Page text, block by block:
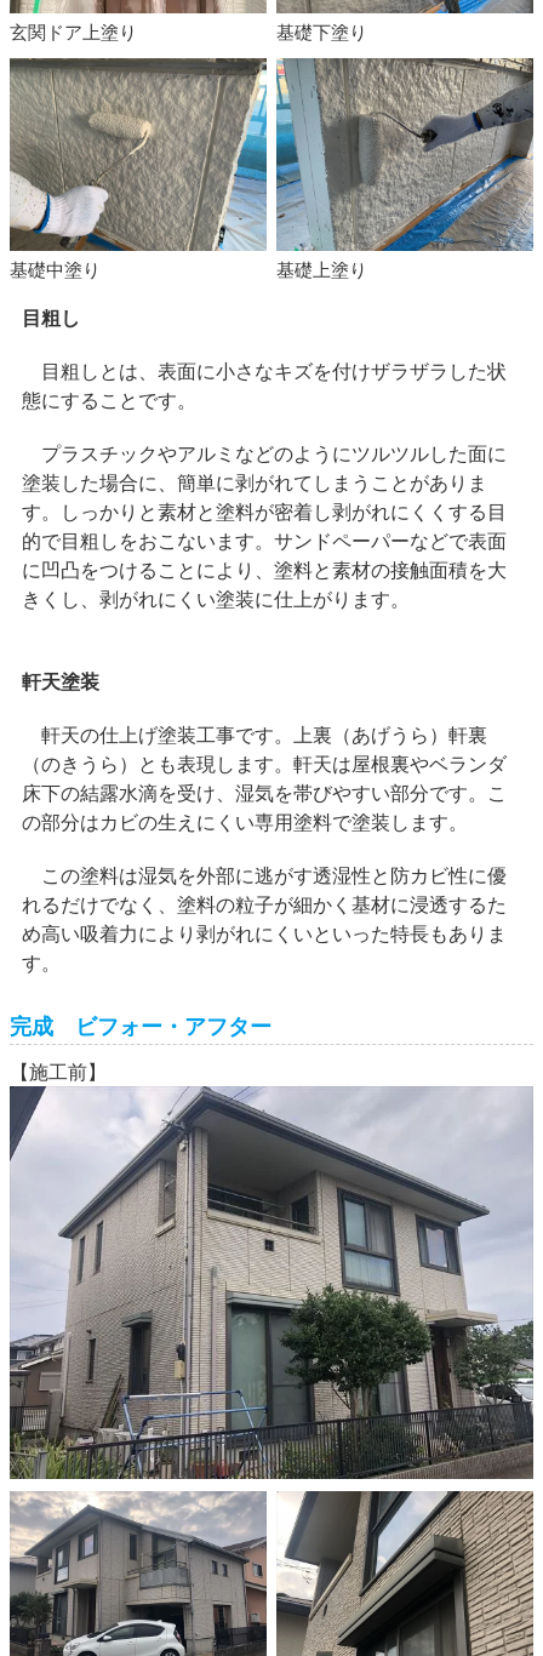
玄関ドア上塗り 基礎下塗り
基礎中塗り 基礎上塗り
目粗し
目粗しとは、表面に小さなキズを付けザラザラした状
態にすることです。
プラスチックやアルミなどのようにツルツルした面に
塗装した場合に、簡単に剥がれてしまうことがありま
す。しっかりと素材と塗料が密着し剥がれにくくする目
的で目粗しをおこないます。サンドペーパーなどで表面
に凹凸をつけることにより、塗料と素材の接触面積を大
きくし、剥がれにくい塗装に仕上がります。
軒天塗装
軒天の仕上げ塗装工事です。上裏（あげうら）軒裏
（のきうら）とも表現します。軒天は屋根裏やベランダ
床下の結露水滴を受け、湿気を帯びやすい部分です。こ
の部分はカビの生えにくい専用塗料で塗装します。
この塗料は湿気を外部に逃がす透湿性と防カビ性に優
れるだけでなく、塗料の粒子が細かく基材に浸透するた
め高い吸着力により剥がれにくいといった特長もありま
す。
完成 ビフォー・アフター
【施工前】